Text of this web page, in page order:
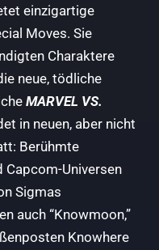
einzigartige
Moves. Sie
Charaktere
neue, tödliche
MARVEL VS.
in neuen, aber nicht
Berühmte
Capcom-Universen
Sigmas
auch “Knowmoon,”
Knowhere